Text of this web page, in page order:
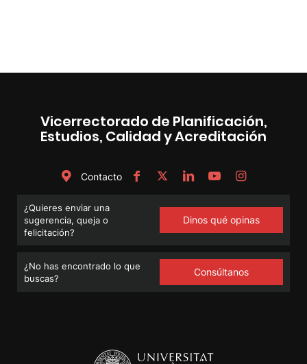
Vicerrectorado de Planificación,
Estudios, Calidad y Acreditación
Contacto
¿Quieres enviar una
sugerencia, queja o
felicitación?
Dinos qué opinas
¿No has encontrado lo que
buscas?
Consúltanos